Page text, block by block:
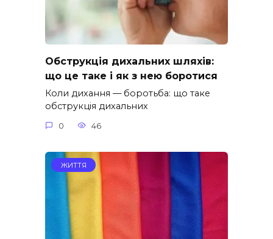
Обструкція дихальних шляхів:
що це таке і як з нею боротися
Коли дихання — боротьба: що таке
обструкція дихальних
0 46
ЖИТТЯ